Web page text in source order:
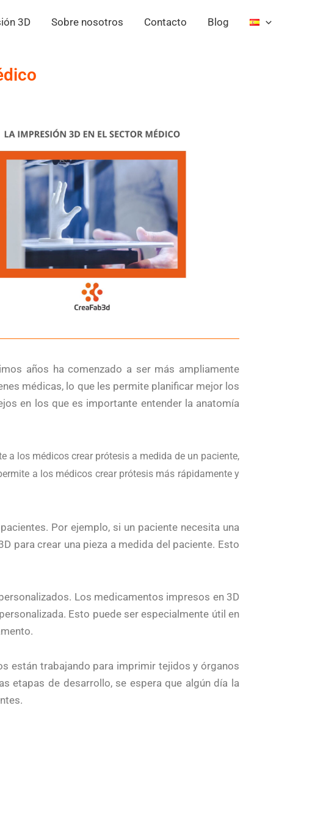
3D Sobre nosotros Contacto Blog
años ha comenzado a ser más ampliamente
médicas, lo que les permite planificar mejor los
en los que es importante entender la anatomía
a los médicos crear prótesis a medida de un paciente,
a los médicos crear prótesis más rápidamente y
Por ejemplo, si un paciente necesita una
para crear una pieza a medida del paciente. Esto
Los medicamentos impresos en 3D
Esto puede ser especialmente útil en
están trabajando para imprimir tejidos y órganos
etapas de desarrollo, se espera que algún día la